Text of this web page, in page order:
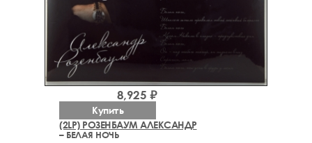
(2LP) РОЗЕНБАУМ АЛЕКСАНДР
– БЕЛАЯ НОЧЬ
8,925 ₽
Купить